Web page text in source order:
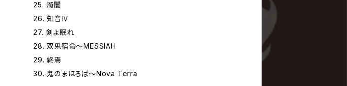
25. 濁闇
26. 知音Ⅳ
27. 剣よ眠れ
28. 双鬼宿命〜MESSIAH
29. 終焉
30. ⻤のまほろば〜Nova Terra